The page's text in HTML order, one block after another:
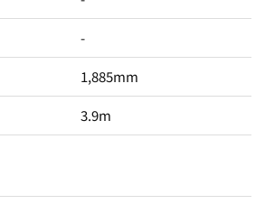
-
1,885mm
3.9m